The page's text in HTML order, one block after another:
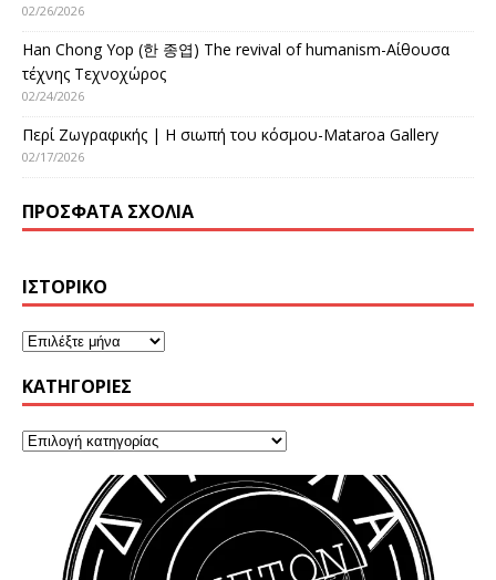
02/26/2026
Han Chong Yop (한 종엽) The revival of humanism-Αίθουσα
τέχνης Τεχνοχώρος
02/24/2026
Περί Ζωγραφικής | Η σιωπή του κόσμου-Mataroa Gallery
02/17/2026
ΠΡΌΣΦΑΤΑ ΣΧΌΛΙΑ
ΙΣΤΟΡΙΚΌ
KΑΤΗΓΟΡΊΕΣ